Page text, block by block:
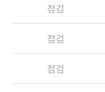
점검
점검
점검